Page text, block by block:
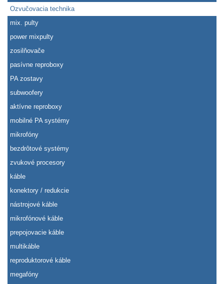
Ozvučovacia technika
mix. pulty
power mixpulty
zosilňovače
pasívne reproboxy
PA zostavy
subwoofery
aktívne reproboxy
mobilné PA systémy
mikrofóny
bezdrôtové systémy
zvukové procesory
káble
konektory / redukcie
nástrojové káble
mikrofónové káble
prepojovacie káble
multikáble
reproduktorové káble
megafóny